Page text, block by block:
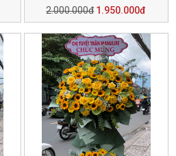
2.000.000đ 1.950.000đ